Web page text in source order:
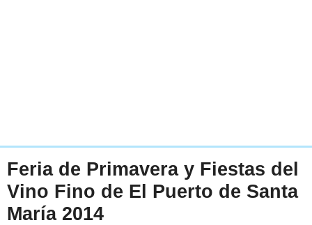
Feria de Primavera y Fiestas del
Vino Fino de El Puerto de Santa
María 2014